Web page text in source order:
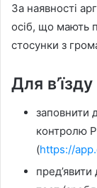
За наявності
осіб, що мають
стосунки з
Для
заповнити
контролю
(https://